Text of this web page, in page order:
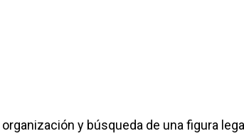
y búsqueda de una figura